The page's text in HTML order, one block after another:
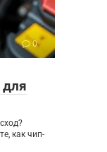
0
для
как чип-